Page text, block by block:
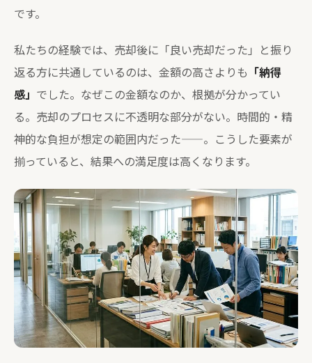
です。
私たちの経験では、売却後に「良い売却だった」と振り
返る方に共通しているのは、金額の高さよりも 「納得
感」 でした。なぜこの金額なのか、根拠が分かってい
る。売却のプロセスに不透明な部分がない。時間的・精
神的な負担が想定の範囲内だった——。こうした要素が
揃っていると、結果への満足度は高くなります。